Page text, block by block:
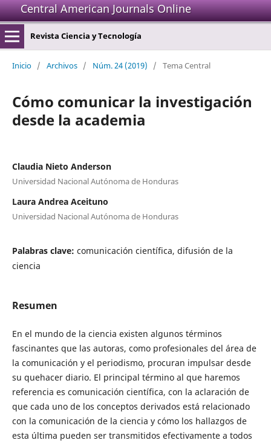
Central American Journals Online
Revista Ciencia y Tecnología
Inicio / Archivos / Núm. 24 (2019) / Tema Central
Cómo comunicar la investigación
desde la academia
Claudia Nieto Anderson
Universidad Nacional Autónoma de Honduras
Laura Andrea Aceituno
Universidad Nacional Autónoma de Honduras
Palabras clave: comunicación científica, difusión de la
ciencia
Resumen
En el mundo de la ciencia existen algunos términos
fascinantes que las autoras, como profesionales del área de
la comunicación y el periodismo, procuran impulsar desde
su quehacer diario. El principal término al que haremos
referencia es comunicación científica, con la aclaración de
que cada uno de los conceptos derivados está relacionado
con la comunicación de la ciencia y cómo los hallazgos de
esta última pueden ser transmitidos efectivamente a todos